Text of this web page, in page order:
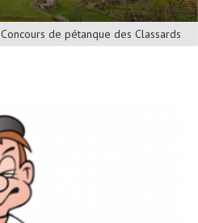
Concours de pétanque des Classards